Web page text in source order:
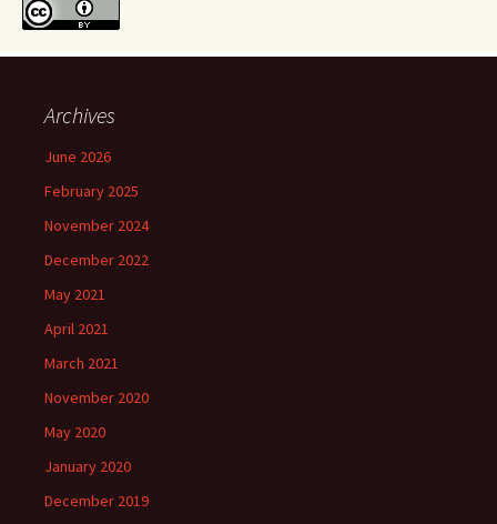
Archives
June 2026
February 2025
November 2024
December 2022
May 2021
April 2021
March 2021
November 2020
May 2020
January 2020
December 2019